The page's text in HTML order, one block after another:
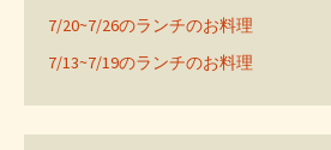
7/20~7/26のランチのお料理
7/13~7/19のランチのお料理